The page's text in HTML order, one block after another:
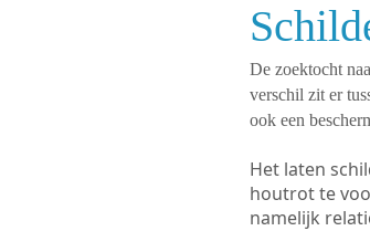
De zoektocht
verschil zit er
ook een
Het laten
houtrot te
namelijk